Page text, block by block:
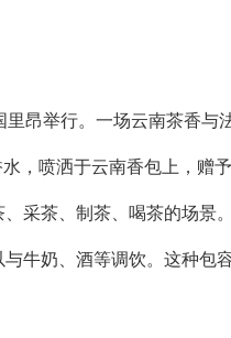
昂举行。一场云南茶香与
喷洒于云南香包上，赠
采茶、制茶、喝茶的场景
牛奶、酒等调饮。这种包